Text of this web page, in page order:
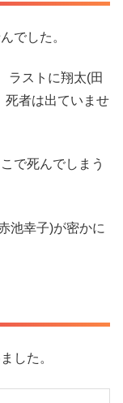
でした。
ラストに翔太(田
死者は出ていませ
で死んでしまう
池幸子)が密かに
した。